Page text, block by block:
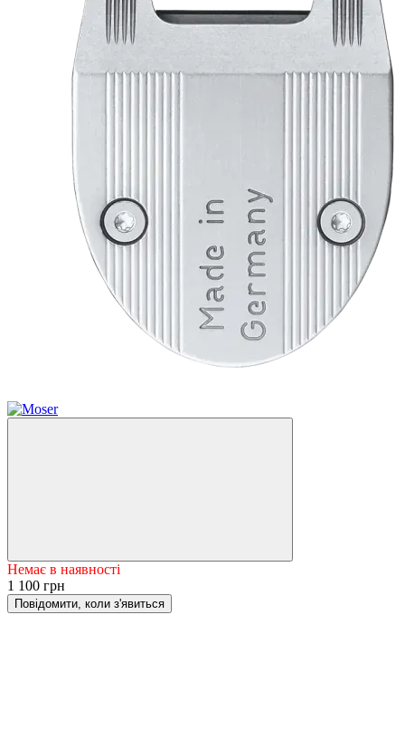
Немає в наявності
1 100 грн
Повідомити, коли з'явиться